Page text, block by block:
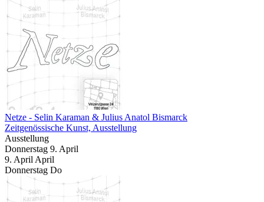
Netze - Selin Karaman & Julius Anatol Bismarck
Zeitgenössische Kunst, Ausstellung
Ausstellung
Donnerstag 9. April
9. April April
Donnerstag Do